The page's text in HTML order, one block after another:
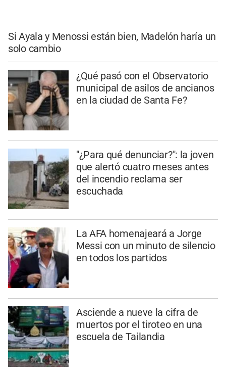
Si Ayala y Menossi están bien, Madelón haría un
solo cambio
¿Qué pasó con el Observatorio
municipal de asilos de ancianos
en la ciudad de Santa Fe?
"¿Para qué denunciar?": la joven
que alertó cuatro meses antes
del incendio reclama ser
escuchada
La AFA homenajeará a Jorge
Messi con un minuto de silencio
en todos los partidos
Asciende a nueve la cifra de
muertos por el tiroteo en una
escuela de Tailandia